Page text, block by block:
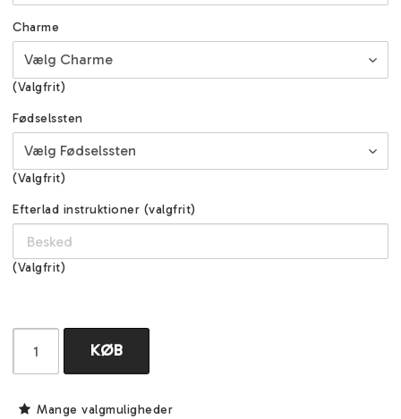
Charme
(Valgfrit)
Fødselssten
(Valgfrit)
Efterlad instruktioner (valgfrit)
(Valgfrit)
KØB
Mange valgmuligheder